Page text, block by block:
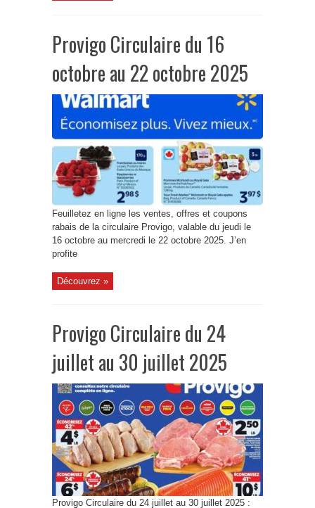
Provigo Circulaire du 16
octobre au 22 octobre 2025
Feuilletez en ligne les ventes, offres et coupons
rabais de la circulaire Provigo, valable du jeudi le
16 octobre au mercredi le 22 octobre 2025. J’en
profite
Découvrez »
Provigo Circulaire du 24
juillet au 30 juillet 2025
Provigo Circulaire du 24 juillet au 30 juillet 2025 :